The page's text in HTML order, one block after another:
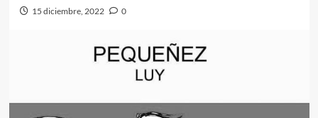
15 diciembre, 2022 0